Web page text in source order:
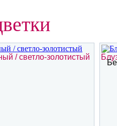
/ светло-золотистый